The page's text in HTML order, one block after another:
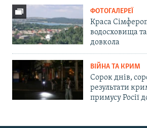
ФОТОГАЛЕРЕЇ
Краса
водосховища
довкола
ВІЙНА ТА КРИМ
Сорок днів,
результати
примусу Росії